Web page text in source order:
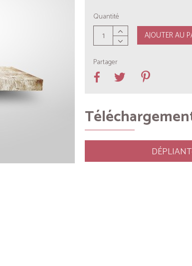
Quantité
AJOUTER AU
Partager